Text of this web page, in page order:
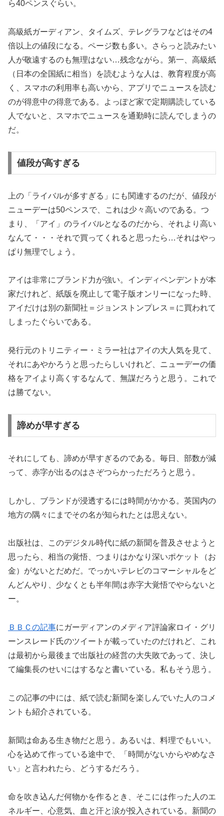
ら40ペンスぐらい。
高級紙ガーディアン、タイムズ、テレグラフなどはその4
倍以上の値段になる。ページ数も多い。さらっと読みたい
人が敬遠するのも無理はない…残念ながら。第一、高級紙
（日本の全国紙に相当）を読むような人は、教育程度が高
く、スマホの利用率も高いから、アプリでニュースを読む
のが得意中の得意である。よっぽど家で定期購読している
人でないと、スマホでニュースを通勤時に読んでしまうの
だ。
値段が高すぎる
上の「ライバルが多すぎる」にも関連するのだが、値段が
ニューデーは50ペンスで、これは少々高いのである。つ
まり、「アイ」のライバルとなるのだから、それより高い
なんて・・・それで買ってくれると思ったら…それはやっ
ぱり無理でしょう。
アイは非常にブランド力が強い。インディペンデントが本
家だけれど、紙版を廃止して電子版オンリーになった時、
アイだけは別の新聞社＝ジョンストンプレス＝に買われて
しまったぐらいである。
発行元のトリニティー・ミラー社はアイの大人気を見て、
それにあやかろうと思ったらしいけれど、ニューデーの価
格をアイより高くするなんて、無謀だろうと思う。これで
は勝てない。
諦めが早すぎる
それにしても、諦めが早すぎるのである。毎日、部数が減
って、赤字が出るのはさぞつらかっただろうと思う。
しかし、ブランドが浸透するには時間がかかる。英国内の
地方の隅々にまでその名が知られたとは思えない。
出版社は、このデジタル時代に紙の新聞を普及させようと
思ったら、相当の覚悟、つまりはかなり深いポケット（お
金）がないとだめだ。でっかいテレビのコマーシャルをど
んどんやり、少なくとも半年間は赤字大覚悟でやらないと
ー。
ＢＢＣの記事にガーディアンのメディア評論家ロイ・グリ
ーンスレード氏のツイートが載っていたのだけれど、これ
は最初から最後まで出版社の経営の大失敗であって、決し
て編集長のせいにはするなと書いている。私もそう思う。
この記事の中には、紙で読む新聞を楽しんでいた人のコメ
ントも紹介されている。
新聞は命ある生き物だと思う。あるいは、料理でもいい。
心を込めて作っている途中で、「時間がないからやめなさ
い」と言われたら、どうするだろう。
命を吹き込んだ何物かを作るとき、そこには作った人のエ
ネルギー、心意気、血と汗と涙が投入されている。新聞の